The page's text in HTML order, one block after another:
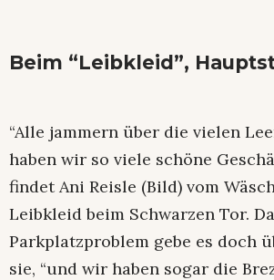
Beim “Leibkleid”,
“Alle jammern über die vielen
haben wir so viele schöne
findet Ani Reisle (Bild) vom
Leibkleid beim Schwarzen Tor.
Parkplatzproblem gebe es doch
sie, “und wir haben sogar die